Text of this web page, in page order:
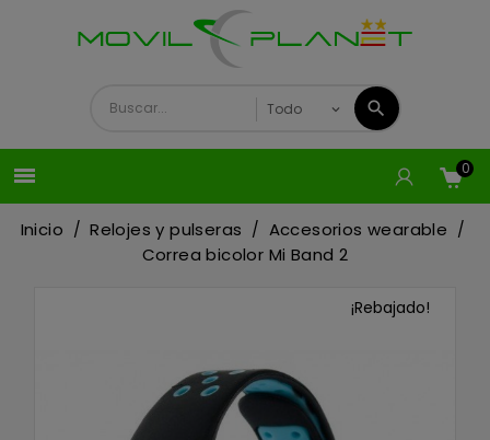
 0
Inicio Relojes y pulseras
Accesorios wearable
Correa bicolor Mi Band 2
¡Rebajado!